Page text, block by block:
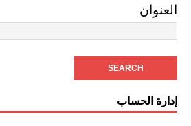
العنوان
إدارة الحساب